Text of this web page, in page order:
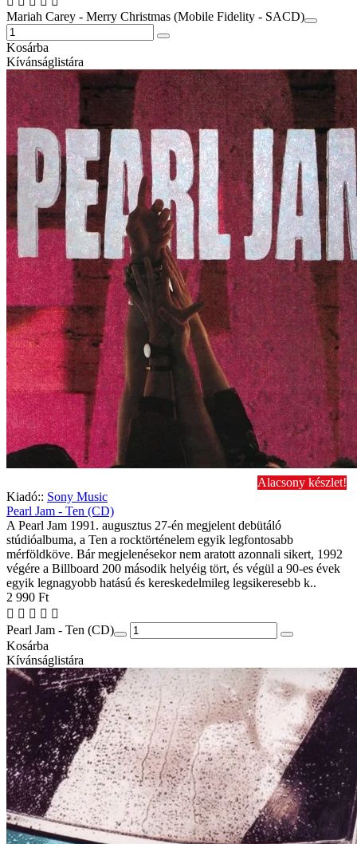
Mariah Carey - Merry Christmas (Mobile Fidelity - SACD)
Kosárba
Kívánságlistára
Alacsony készlet!
Kiadó:: Sony Music
Pearl Jam - Ten (CD)
A Pearl Jam 1991. augusztus 27-én megjelent debütáló
stúdióalbuma, a Ten a rocktörténelem egyik legfontosabb
mérföldköve. Bár megjelenésekor nem aratott azonnali sikert, 1992
végére a Billboard 200 második helyéig tört, és végül a 90-es évek
egyik legnagyobb hatású és kereskedelmileg legsikeresebb k..
2 990 Ft
Pearl Jam - Ten (CD)
Kosárba
Kívánságlistára